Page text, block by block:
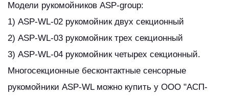
Модели рукомойников ASP-group:
1) ASP-WL-02 рукомойник двух секционный
2) ASP-WL-03 рукомойник трех секционный
3) ASP-WL-04 рукомойник четырех секционный.
Многосекционные бесконтактные сенсорные
рукомойники ASP-WL можно купить у ООО "АСП-